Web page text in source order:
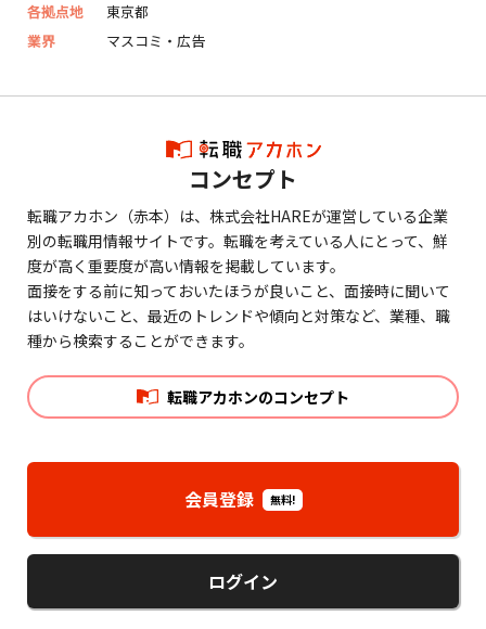
各拠点地
東京都
業界
マスコミ・広告
コンセプト
転職アカホン（赤本）は、株式会社HAREが運営している企業
別の転職用情報サイトです。転職を考えている人にとって、鮮
度が高く重要度が高い情報を掲載しています。
面接をする前に知っておいたほうが良いこと、面接時に聞いて
はいけないこと、最近のトレンドや傾向と対策など、業種、職
種から検索することができます。
転職アカホンのコンセプト
会員登録 無料!
ログイン